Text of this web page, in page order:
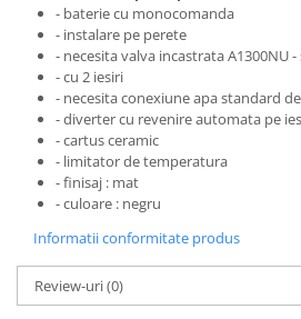
- baterie cu monocomanda
- instalare pe perete
- necesita valva incastrata A1300NU
- cu 2 iesiri
- necesita conexiune apa standard
- diverter cu revenire automata pe
- cartus ceramic
- limitator de temperatura
- finisaj : mat
- culoare : negru
Informatii conformitate produs
Review-uri(0)